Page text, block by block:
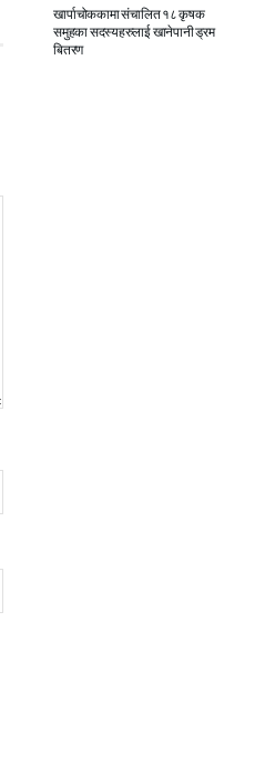
खार्पाचोककामा संचालित १८ कृषक
समुहका सदस्यहरुलाई खानेपानी ड्रम
बितरण